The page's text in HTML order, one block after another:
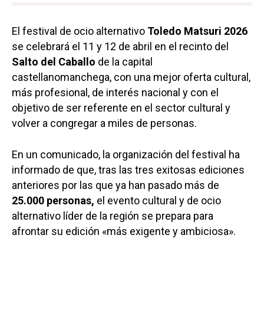
El festival de ocio alternativo Toledo Matsuri 2026
se celebrará el 11 y 12 de abril en el recinto del
Salto del Caballo de la capital
castellanomanchega, con una mejor oferta cultural,
más profesional, de interés nacional y con el
objetivo de ser referente en el sector cultural y
volver a congregar a miles de personas.
En un comunicado, la organización del festival ha
informado de que, tras las tres exitosas ediciones
anteriores por las que ya han pasado más de
25.000 personas, el evento cultural y de ocio
alternativo líder de la región se prepara para
afrontar su edición «más exigente y ambiciosa».